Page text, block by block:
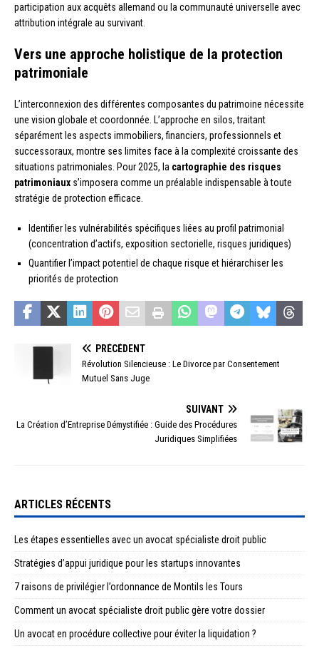
participation aux acquêts allemand ou la communauté universelle avec
attribution intégrale au survivant.
Vers une approche holistique de la protection
patrimoniale
L’interconnexion des différentes composantes du patrimoine nécessite
une vision globale et coordonnée. L’approche en silos, traitant
séparément les aspects immobiliers, financiers, professionnels et
successoraux, montre ses limites face à la complexité croissante des
situations patrimoniales. Pour 2025, la cartographie des risques
patrimoniaux s’imposera comme un préalable indispensable à toute
stratégie de protection efficace.
Identifier les vulnérabilités spécifiques liées au profil patrimonial
(concentration d’actifs, exposition sectorielle, risques juridiques)
Quantifier l’impact potentiel de chaque risque et hiérarchiser les
priorités de protection
PRÉCÉDENT
Révolution Silencieuse : Le Divorce par Consentement
Mutuel Sans Juge
SUIVANT
La Création d’Entreprise Démystifiée : Guide des Procédures
Juridiques Simplifiées
ARTICLES RÉCENTS
Les étapes essentielles avec un avocat spécialiste droit public
Stratégies d’appui juridique pour les startups innovantes
7 raisons de privilégier l’ordonnance de Montils les Tours
Comment un avocat spécialiste droit public gère votre dossier
Un avocat en procédure collective pour éviter la liquidation ?